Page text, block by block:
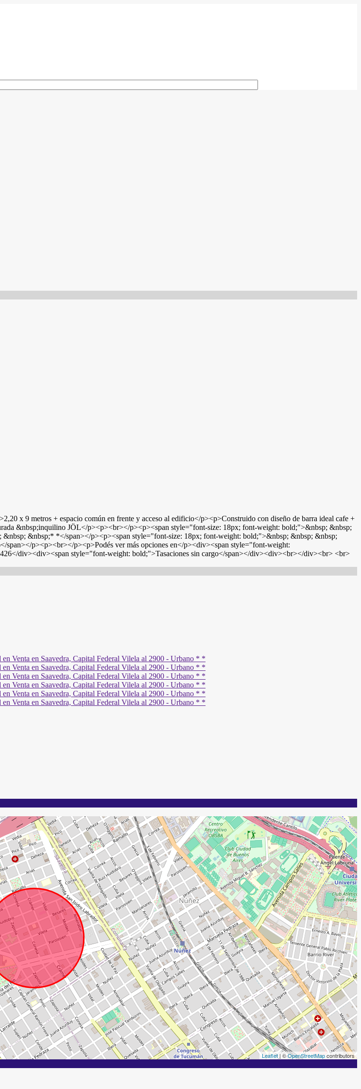
x 9 metros + espacio común en frente y acceso al edificio</p><p>Construido con diseño de barra ideal cafe +
&nbsp;inquilino JÖL</p><p><br></p><p><span style="font-size: 18px; font-weight: bold;">&nbsp; &nbsp;
&nbsp;* *</span></p><p><span style="font-size: 18px; font-weight: bold;">&nbsp; &nbsp; &nbsp;
p><p><br></p><p>Podés ver más opciones en</p><div><span style="font-weight:
div><div><span style="font-weight: bold;">Tasaciones sin cargo</span></div><div><br></div><br> <br>
Leaflet | ©OpenStreetMapcontributors